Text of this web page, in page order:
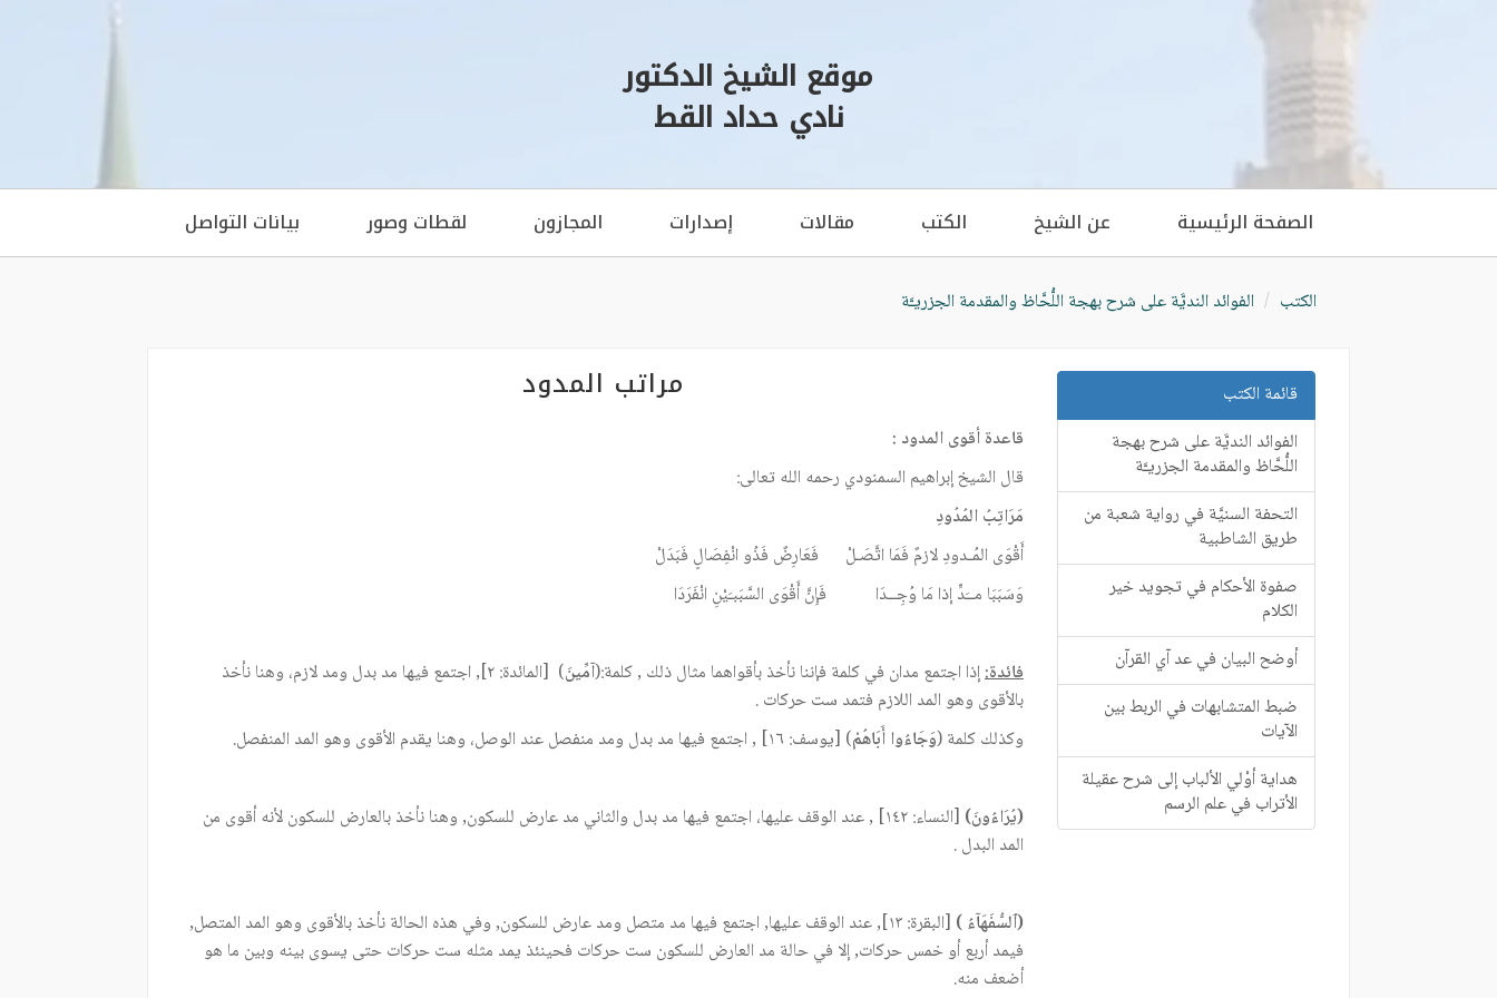
موقع الشيخ الدكتور
نادي حداد القط
الصفحة الرئيسية عن الشيخ الكتب مقالات إصدارات المجازون لقطات وصور بيانات التواصل
الكتب الفوائد النديَّة على شرح بهجة اللُّحَّاظ والمقدمة الجزريـَّة
قائمة الكتب
الفوائد النديَّة على شرح بهجة
اللُّحَّاظ والمقدمة الجزريـَّة
التحفة السنيَّة في رواية شعبة من
طريق الشاطبية
صفوة الأحكام في تجويد خير
الكلام
أوضح البيان في عد آي القرآن
ضبط المتشابهات في الربط بين
الآيات
هداية أوْلي الألباب إلى شرح عقيلة
الأتراب في علم الرسم
مراتب المدود
قاعدة أقوى المدود :
قال الشيخ إبراهيم السمنودي رحمه الله تعالى:
مَرَاتِبُ المُدُودِ
أَقْوَى المُـدودِ لازمٌ فَمَا اتَّصَـلْ فَعَارِضٌ فَذُو انْفِصَالٍ فَبَدَلْ
وَسَبَبَا مــَدٍّ إذا مَا وُجِــدَا فَإِنَّ أَقْوَى السَّبَبـَيْنِ انْفَرَدَا
فائدة:إذا اجتمع مدان في كلمة فإننا نأخذ بأقواهما مثال ذلك , كلمة:(آمِّينَ
) [المائدة: ٢], اجتمع فيها مد بدل ومد لازم، وهنا نأخذ
بالأقوى وهو المد اللازم فتمد ست حركات .
وكذلك كلمة (وَجَاءُوا أَبَاهُمْ) [يوسف: ١٦] , اجتمع فيها مد بدل ومد منفصل عند الوصل، وهنا يقدم الأقوى وهو المد المنفصل.
(يُرَاءُونَ)
[النساء: ١٤٢] , عند الوقف عليها، اجتمع فيها مد بدل والثاني مد عارض للسكون, وهنا نأخذ بالعارض للسكون لأنه أقوى من
المد البدل .
(ٱلسُّفَهَآءُ )
[البقرة: ١٣], عند الوقف عليها, اجتمع فيها مد متصل ومد عارض للسكون, وفي هذه الحالة نأخذ بالأقوى وهو المد المتصل,
فيمد أربع أو خمس حركات, إلا في حالة مد العارض للسكون ست حركات فحينئذ يمد مثله ست حركات حتى يسوى بينه وبين ما هو
أضعف منه.